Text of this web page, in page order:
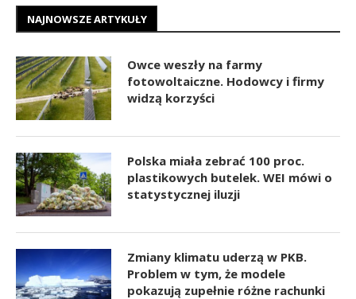
NAJNOWSZE ARTYKUŁY
Owce weszły na farmy
fotowoltaiczne. Hodowcy i firmy
widzą korzyści
Polska miała zebrać 100 proc.
plastikowych butelek. WEI mówi o
statystycznej iluzji
Zmiany klimatu uderzą w PKB.
Problem w tym, że modele
pokazują zupełnie różne rachunki